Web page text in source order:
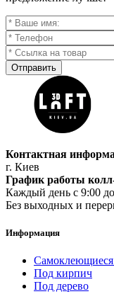
Отправить
Контактная
г. Киев
График работы
Каждый день с 9:00
Без выходных и
Информация
Под кирпич
Под дерево